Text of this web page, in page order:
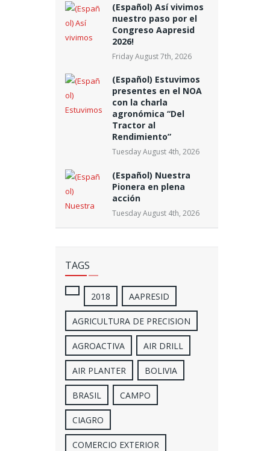
(Español) Así vivimos
nuestro paso por el
Congreso Aapresid
2026!
Friday August 7th, 2026
(Español) Estuvimos
presentes en el NOA
con la charla
agronómica “Del
Tractor al
Rendimiento”
Tuesday August 4th, 2026
(Español) Nuestra
Pionera en plena
acción
Tuesday August 4th, 2026
TAGS
2018 AAPRESID
AGRICULTURA DE PRECISION
AGROACTIVA AIR DRILL
AIR PLANTER BOLIVIA
BRASIL CAMPO
CIAGRO
COMERCIO EXTERIOR